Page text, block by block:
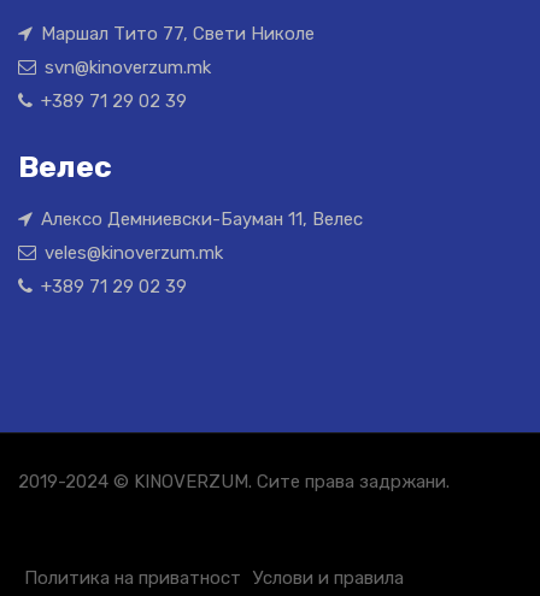
Маршал Тито 77, Свети Николе
svn@kinoverzum.mk
+389 71 29 02 39
Велес
Алексо Демниевски-Бауман 11, Велес
veles@kinoverzum.mk
+389 71 29 02 39
2019-2024 © KINOVERZUM. Сите права задржани.
Политика на приватност Услови и правила